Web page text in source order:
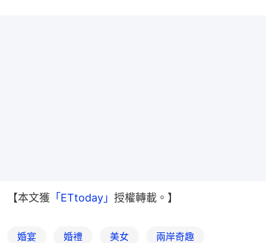
【本文獲 「ETtoday」 授權轉載。】
婚宴 婚禮 美女 兩岸奇趣